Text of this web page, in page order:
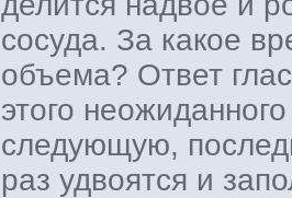
сосуда. За какое
объема? Ответ
этого
следующую,
раз удвоятся и